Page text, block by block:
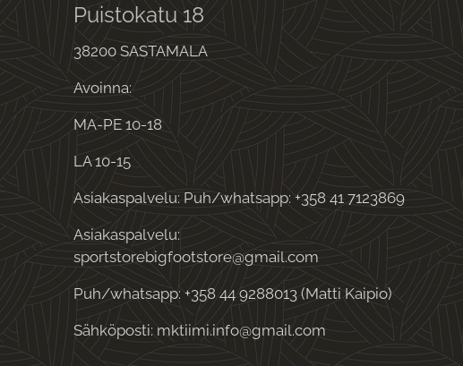
Puistokatu 18
38200 SASTAMALA
Avoinna:
MA-PE 10-18
LA 10-15
Asiakaspalvelu: Puh/whatsapp: +358 41 7123869
Asiakaspalvelu:
sportstorebigfootstore@gmail.com
Puh/whatsapp: +358 44 9288013 (Matti Kaipio)
Sähköposti: mktiimi.info@gmail.com